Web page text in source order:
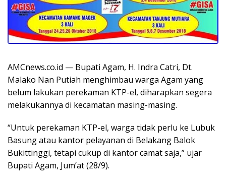
AMCnews.co.id — Bupati Agam, H. Indra Catri, Dt.
Malako Nan Putiah menghimbau warga Agam yang
belum lakukan perekaman KTP-el, diharapkan segera
melakukannya di kecamatan masing-masing.
“Untuk perekaman KTP-el, warga tidak perlu ke Lubuk
Basung atau kantor pelayanan di Belakang Balok
Bukittinggi, tetapi cukup di kantor camat saja,” ujar
Bupati Agam, Jum’at (28/9).